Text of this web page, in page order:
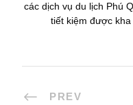
các dịch vụ du lịch Phú
tiết kiệm được kha
PREV